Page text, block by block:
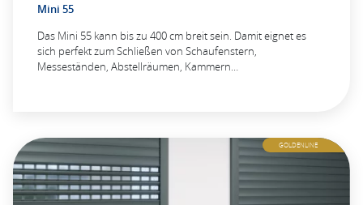
Mini 55
Das Mini 55 kann bis zu 400 cm breit sein. Damit eignet es
sich perfekt zum Schließen von Schaufenstern,
Messeständen, Abstellräumen, Kammern…
GOLDENLINE